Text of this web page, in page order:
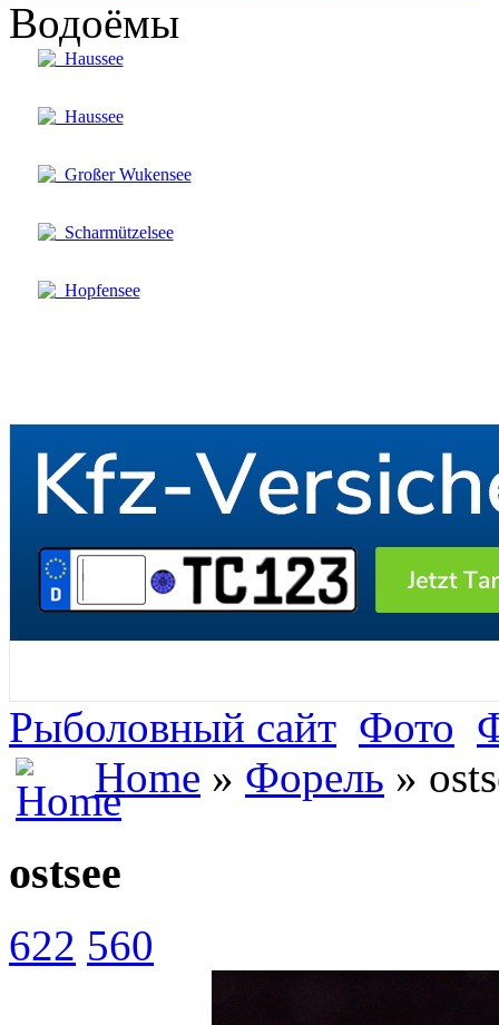
Водоёмы
Haussee
Haussee
Großer Wukensee
Scharmützelsee
Hopfensee
Рыболовный сайт Фото
Home » Форель »
ostsee
622 560